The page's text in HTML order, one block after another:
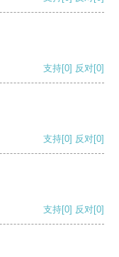
支持[0] 反对[0]
支持[0] 反对[0]
支持[0] 反对[0]